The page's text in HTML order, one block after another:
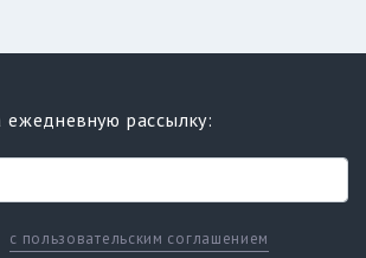
рассылку:
с пользовательским соглашением